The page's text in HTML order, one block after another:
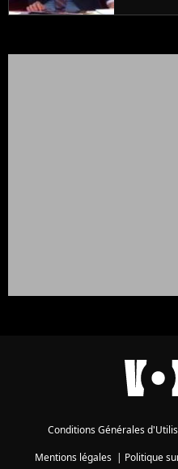
Conditions Générales
Mentions légales| Politique